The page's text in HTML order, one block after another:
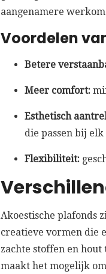
aangenamere
Voordelen
Betere
Meer comfort:
Esthetisch
die passen bij
Flexibiliteit:
Akoestische plafonds
creatieve vormen die
zachte stoffen en
maakt het mogelijk